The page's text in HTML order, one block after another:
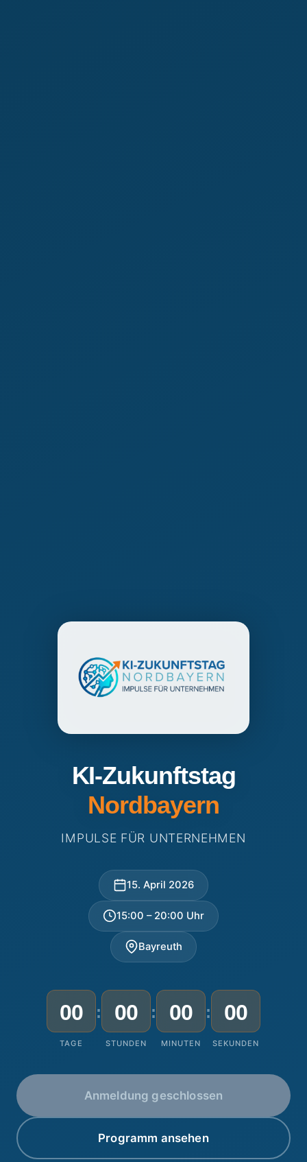
KI-Zukunftstag
Nordbayern
IMPULSE FÜR UNTERNEHMEN
15. April 2026
15:00 – 20:00 Uhr
Bayreuth
00
TAGE
: 00
STUNDEN
: 00
MINUTEN
: 00
SEKUNDEN
Anmeldung geschlossen
Programm ansehen